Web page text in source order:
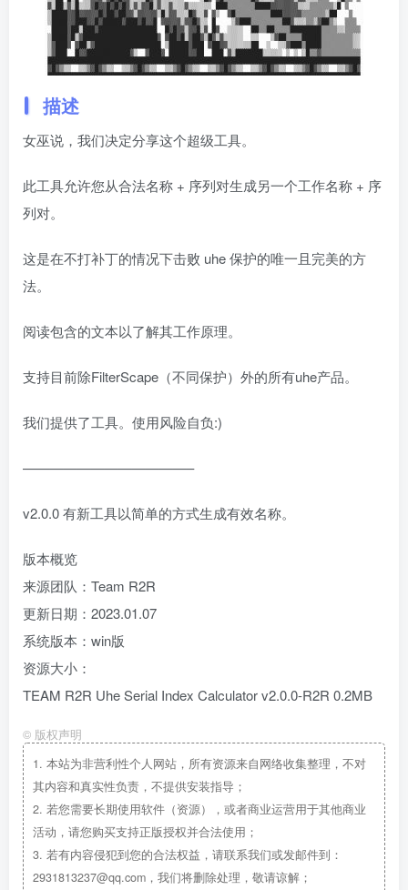
描述
女巫说，我们决定分享这个超级工具。
此工具允许您从合法名称 + 序列对生成另一个工作名称 + 序
列对。
这是在不打补丁的情况下击败 uhe 保护的唯一且完美的方
法。
阅读包含的文本以了解其工作原理。
支持目前除FilterScape（不同保护）外的所有uhe产品。
我们提供了工具。使用风险自负:)
————————————–
v2.0.0 有新工具以简单的方式生成有效名称。
版本概览
来源团队：Team R2R
更新日期：2023.01.07
系统版本：win版
资源大小：
TEAM R2R Uhe Serial Index Calculator v2.0.0-R2R 0.2MB
© 版权声明
1. 本站为非营利性个人网站，所有资源来自网络收集整理，不对
其内容和真实性负责，不提供安装指导；
2. 若您需要长期使用软件（资源），或者商业运营用于其他商业
活动，请您购买支持正版授权并合法使用；
3. 若有内容侵犯到您的合法权益，请联系我们或发邮件到：
2931813237@qq.com，我们将删除处理，敬请谅解；